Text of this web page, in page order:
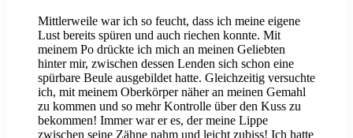
Mittlerweile war ich so feucht, dass ich meine eigene
Lust bereits spüren und auch riechen konnte. Mit
meinem Po drückte ich mich an meinen Geliebten
hinter mir, zwischen dessen Lenden sich schon eine
spürbare Beule ausgebildet hatte. Gleichzeitig versuchte
ich, mit meinem Oberkörper näher an meinen Gemahl
zu kommen und so mehr Kontrolle über den Kuss zu
bekommen! Immer war er es, der meine Lippe
zwischen seine Zähne nahm und leicht zubiss! Ich hatte